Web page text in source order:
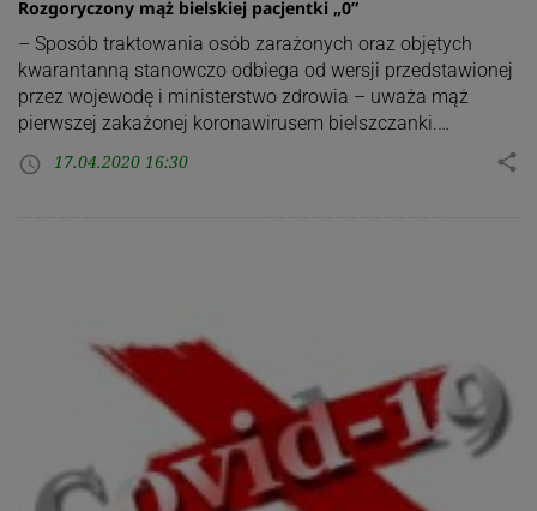
Rozgoryczony mąż bielskiej pacjentki „0”
– Sposób traktowania osób zarażonych oraz objętych
kwarantanną stanowczo odbiega od wersji przedstawionej
przez wojewodę i ministerstwo zdrowia – uważa mąż
pierwszej zakażonej koronawirusem bielszczanki.…
access_time 17.04.2020 16:30 share